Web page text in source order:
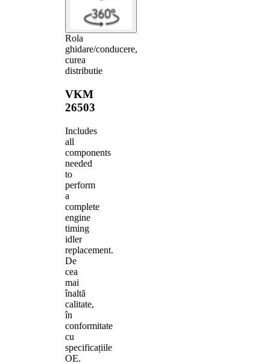
Rola
ghidare/conducere,
curea
distributie
VKM
26503
Includes
all
components
needed
to
perform
a
complete
engine
timing
idler
replacement.
De
cea
mai
înaltă
calitate,
în
conformitate
cu
specificațiile
OE.